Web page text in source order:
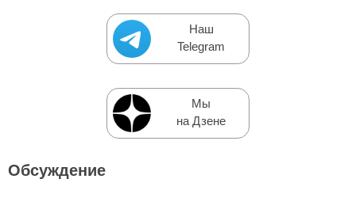
Наш
Telegram
Мы
на Дзене
Обсуждение